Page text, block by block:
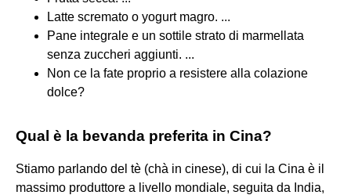
Latte scremato o yogurt magro. ...
Pane integrale e un sottile strato di marmellata
senza zuccheri aggiunti. ...
Non ce la fate proprio a resistere alla colazione
dolce?
Qual è la bevanda preferita in Cina?
Stiamo parlando del tè (chà in cinese), di cui la Cina è il
massimo produttore a livello mondiale, seguita da India,